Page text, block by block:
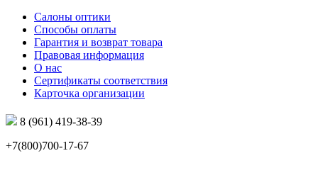
Салоны оптики
Способы оплаты
Гарантия и возврат товара
Правовая информация
О нас
Сертификаты соответствия
Карточка организации
8 (961) 419-38-39
+7(800)700-17-67